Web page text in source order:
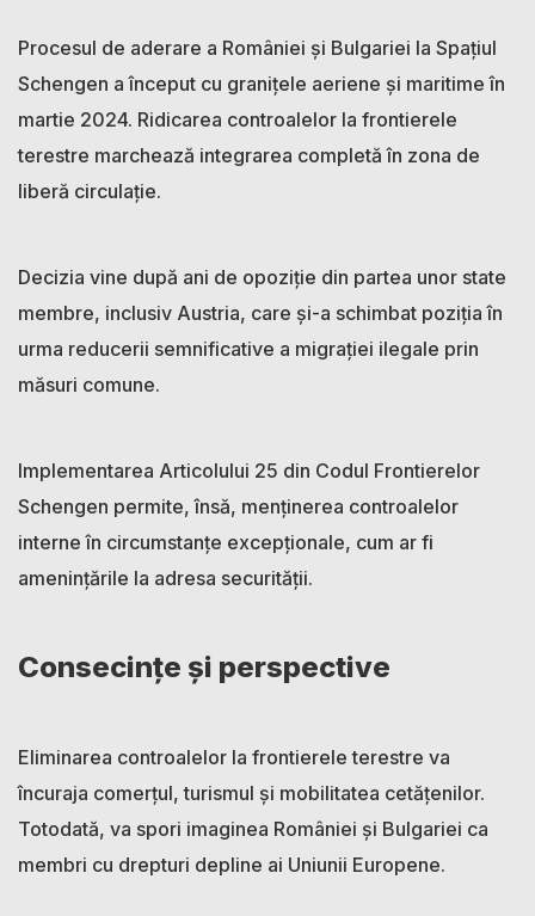
Procesul de aderare a României și Bulgariei la Spațiul
Schengen a început cu granițele aeriene și maritime în
martie 2024. Ridicarea controalelor la frontierele
terestre marchează integrarea completă în zona de
liberă circulație.
Decizia vine după ani de opoziție din partea unor state
membre, inclusiv Austria, care și-a schimbat poziția în
urma reducerii semnificative a migrației ilegale prin
măsuri comune.
Implementarea Articolului 25 din Codul Frontierelor
Schengen permite, însă, menținerea controalelor
interne în circumstanțe excepționale, cum ar fi
amenințările la adresa securității.
Consecințe și perspective
Eliminarea controalelor la frontierele terestre va
încuraja comerțul, turismul și mobilitatea cetățenilor.
Totodată, va spori imaginea României și Bulgariei ca
membri cu drepturi depline ai Uniunii Europene.